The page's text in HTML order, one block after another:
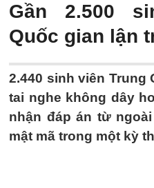
Gần 2.500
Quốc gian lận
2.440 sinh viên Trung
tai nghe không dây
nhận đáp án từ
mật mã trong một kỳ